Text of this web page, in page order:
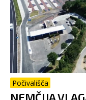
Počivališča
NEMČIJA